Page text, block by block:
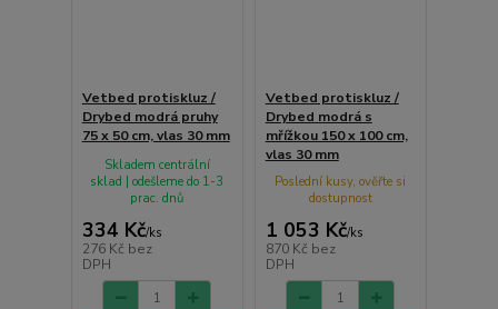
Vetbed protiskluz /
Drybed modrá pruhy
75 x 50 cm, vlas 30 mm
334 Kč/ks
276 Kč bez
DPH
Skladem centrální
sklad | odešleme do 1-3
prac. dnů
Vetbed protiskluz /
Drybed modrá s
mřížkou 150 x 100 cm,
vlas 30 mm
1 053 Kč/ks
870 Kč bez
DPH
Poslední kusy, ověřte si
dostupnost